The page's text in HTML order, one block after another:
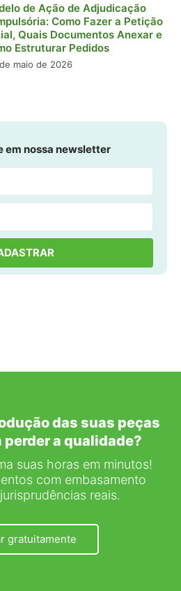
de Ação de Adjudicação
Como Fazer a Petição
Quais Documentos Anexar e
Estruturar Pedidos
maio de 2026
em nossa newsletter
das suas peças
a qualidade?
suas horas em minutos!
com embasamento
reais.
gratuitamente